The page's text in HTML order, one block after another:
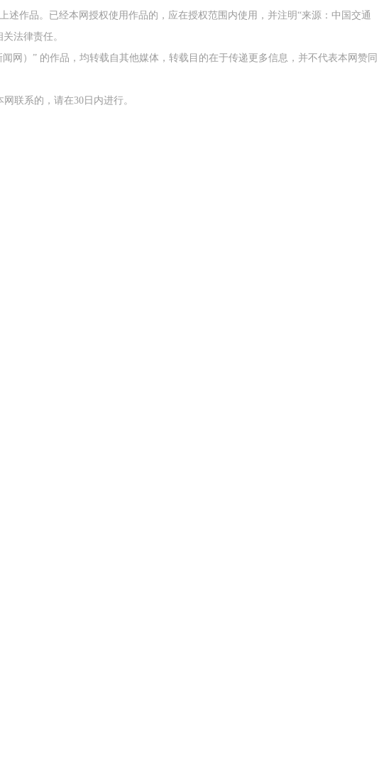
述作品。已经本网授权使用作品的，应在授权范围内使用，并注明“来源：中国交通
法律责任。
网）” 的作品，均转载自其他媒体，转载目的在于传递更多信息，并不代表本网赞同
联系的，请在30日内进行。